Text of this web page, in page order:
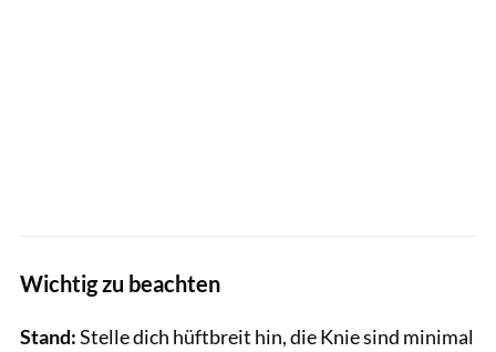
Wichtig zu beachten
Stand:Stelle dich hüftbreit hin, die Knie sind minimal